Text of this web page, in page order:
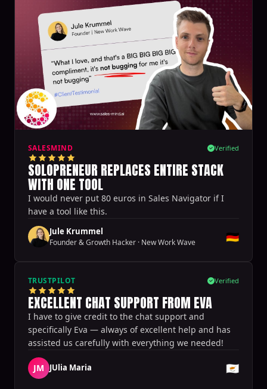
SALESMIND Verified
SOLOPRENEUR REPLACES ENTIRE STACK
WITH ONE TOOL
I would never put 80 euros in Sales Navigator if I
have a tool like this.
Jule Krummel
Founder & Growth Hacker · New Work Wave 🇩🇪
TRUSTPILOT Verified
EXCELLENT CHAT SUPPORT FROM EVA
I have to give credit to the chat support and
specifically Eva — always of excellent help and has
assisted us carefully with everything we needed!
JM JUlia Maria 🇨🇾